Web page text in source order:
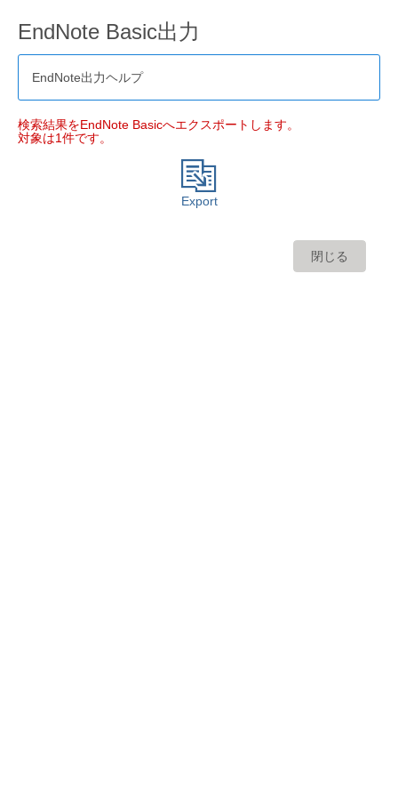
EndNote Basic出力
EndNote出力ヘルプ
検索結果をEndNote Basicへエクスポートします。
対象は1件です。
Export